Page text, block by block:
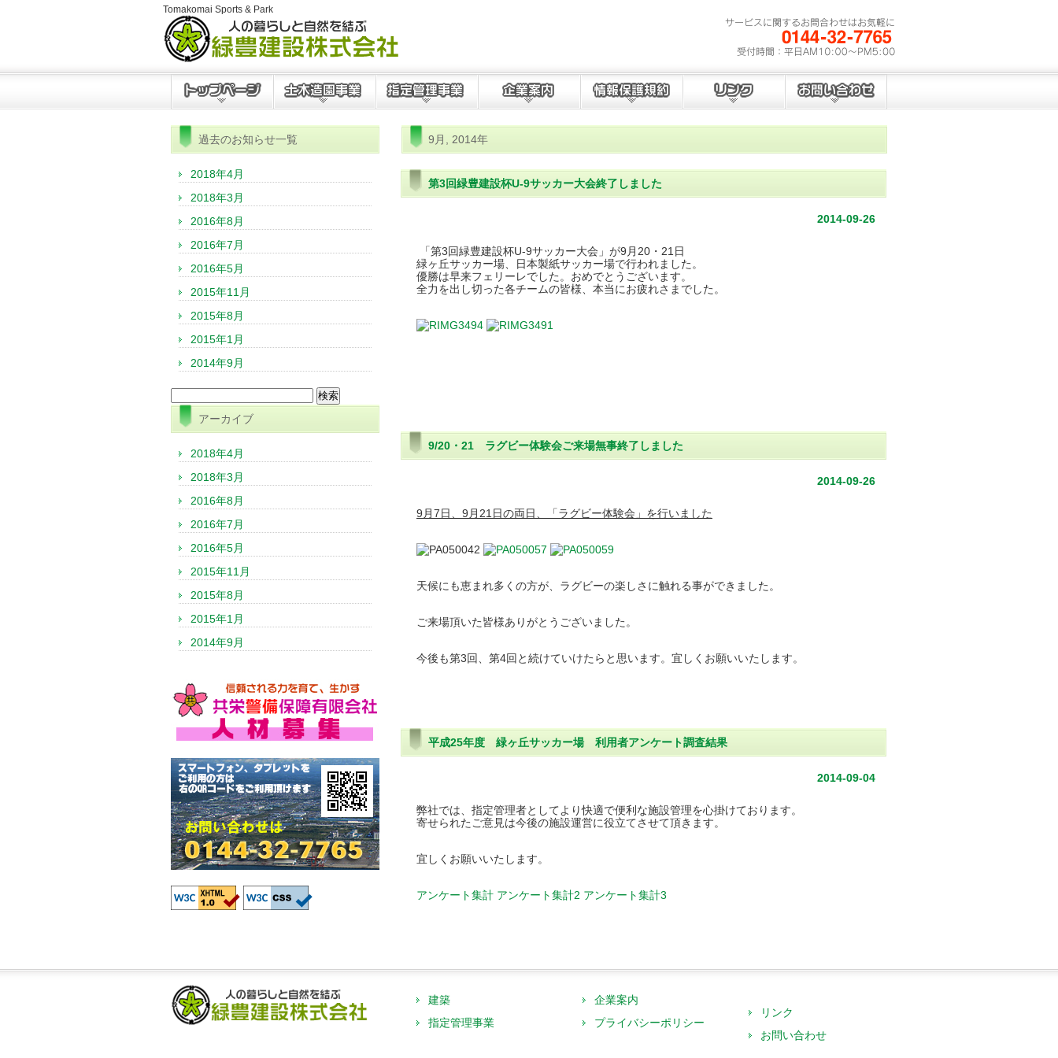
Tomakomai Sports & Park
9月, 2014年
第3回緑豊建設杯U-9サッカー大会終了しました
2014-09-26
「第3回緑豊建設杯U-9サッカー大会」が9月20・21日
緑ヶ丘サッカー場、日本製紙サッカー場で行われました。
優勝は早来フェリーレでした。おめでとうございます。
全力を出し切った各チームの皆様、本当にお疲れさまでした。
9/20・21 ラグビー体験会ご来場無事終了しました
2014-09-26
9月7日、9月21日の両日、「ラグビー体験会」を行いました
天候にも恵まれ多くの方が、ラグビーの楽しさに触れる事ができました。
ご来場頂いた皆様ありがとうございました。
今後も第3回、第4回と続けていけたらと思います。宜しくお願いいたします。
平成25年度 緑ヶ丘サッカー場 利用者アンケート調査結果
2014-09-04
弊社では、指定管理者としてより快適で便利な施設管理を心掛けております。
寄せられたご意見は今後の施設運営に役立てさせて頂きます。
宜しくお願いいたします。
アンケート集計 アンケート集計2 アンケート集計3
過去のお知らせ一覧
2018年4月
2018年3月
2016年8月
2016年7月
2016年5月
2015年11月
2015年8月
2015年1月
2014年9月
検
索:
アーカイブ
2018年4月
2018年3月
2016年8月
2016年7月
2016年5月
2015年11月
2015年8月
2015年1月
2014年9月
建築
指定管理事業
企業案内
プライバシーポリシー
リンク
お問い合わせ